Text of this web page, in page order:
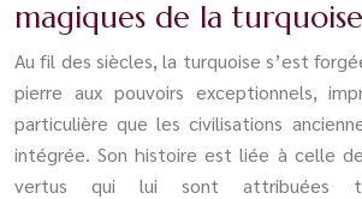
magiques de la turquoise
Au fil des siècles, la turquoise s’est
pierre aux pouvoirs exceptionnels,
particulière que les civilisations
intégrée. Son histoire est liée à celle
vertus qui lui sont attribuées